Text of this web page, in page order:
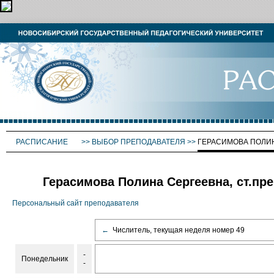
РАСПИСАНИЕ >> ВЫБОР ПРЕПОДАВАТЕЛЯ >> ГЕРАСИМОВА
Герасимова Полина Сергеевна,
Персональный сайт преподавателя
← Числитель, текущая неделя номер 49
Понедельник
-
-